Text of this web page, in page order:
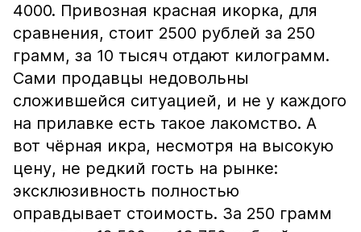
4000. Привозная красная икорка, для
сравнения, стоит 2500 рублей за 250
грамм, за 10 тысяч отдают килограмм.
Сами продавцы недовольны
сложившейся ситуацией, и не у каждого
на прилавке есть такое лакомство. А
вот чёрная икра, несмотря на высокую
цену, не редкий гость на рынке:
эксклюзивность полностью
оправдывает стоимость. За 250 грамм